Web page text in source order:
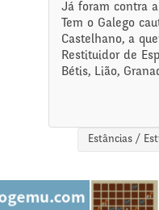
Já foram contra
Tem o Galego
Castelhano, a
Restituidor de
Bétis, Lião,
Estâncias /